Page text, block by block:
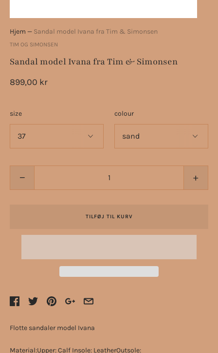
Hjem — Sandal model Ivana fra Tim & Simonsen
TIM OG SIMONSEN
Sandal model Ivana fra Tim & Simonsen
899,00 kr
size colour
− +
TILFØJ TIL KURV
Flotte sandaler model Ivana
Material:Upper: Calf Insole: LeatherOutsole: